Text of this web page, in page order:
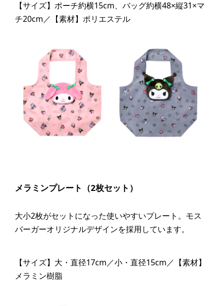
【サイズ】ポーチ約横15cm、バッグ約横48×縦31×マ
チ20cm／【素材】ポリエステル
メラミンプレート（2枚セット）
大小2枚がセットになった使いやすいプレート。モス
バーガーオリジナルデザインを採用しています。
【サイズ】大・直径17cm／小・直径15cm／【素材】
メラミン樹脂